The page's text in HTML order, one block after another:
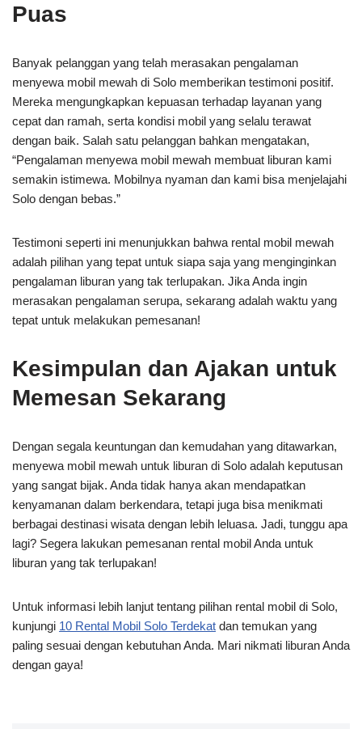
Puas
Banyak pelanggan yang telah merasakan pengalaman
menyewa mobil mewah di Solo memberikan testimoni positif.
Mereka mengungkapkan kepuasan terhadap layanan yang
cepat dan ramah, serta kondisi mobil yang selalu terawat
dengan baik. Salah satu pelanggan bahkan mengatakan,
“Pengalaman menyewa mobil mewah membuat liburan kami
semakin istimewa. Mobilnya nyaman dan kami bisa menjelajahi
Solo dengan bebas.”
Testimoni seperti ini menunjukkan bahwa rental mobil mewah
adalah pilihan yang tepat untuk siapa saja yang menginginkan
pengalaman liburan yang tak terlupakan. Jika Anda ingin
merasakan pengalaman serupa, sekarang adalah waktu yang
tepat untuk melakukan pemesanan!
Kesimpulan dan Ajakan untuk
Memesan Sekarang
Dengan segala keuntungan dan kemudahan yang ditawarkan,
menyewa mobil mewah untuk liburan di Solo adalah keputusan
yang sangat bijak. Anda tidak hanya akan mendapatkan
kenyamanan dalam berkendara, tetapi juga bisa menikmati
berbagai destinasi wisata dengan lebih leluasa. Jadi, tunggu apa
lagi? Segera lakukan pemesanan rental mobil Anda untuk
liburan yang tak terlupakan!
Untuk informasi lebih lanjut tentang pilihan rental mobil di Solo,
kunjungi 10 Rental Mobil Solo Terdekat dan temukan yang
paling sesuai dengan kebutuhan Anda. Mari nikmati liburan Anda
dengan gaya!